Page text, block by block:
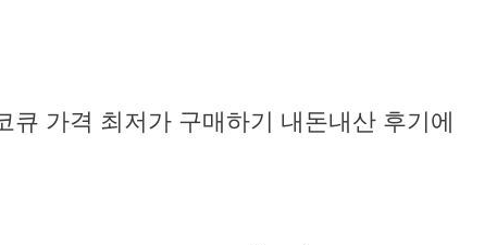
큐 가격 최저가 구매하기 내돈내산 후기에